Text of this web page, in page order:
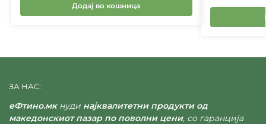
Додај во кошница
ЗА НАС:
еФтино.мкнуди најквалитетни продукти од
македонскиот пазар по поволни цени, со гаранција